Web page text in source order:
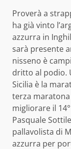
Proverà a
ha già vinto
azzurra in
sarà presente
nisseno è
dritto al podio.
Sicilia è la
terza maratona
migliorare il
Pasquale
pallavolista di
azzurra per